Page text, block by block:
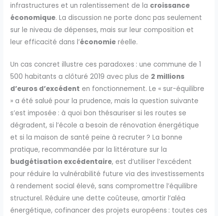
infrastructures et un ralentissement de la croissance
économique. La discussion ne porte donc pas seulement
sur le niveau de dépenses, mais sur leur composition et
leur efficacité dans l’économie réelle.
Un cas concret illustre ces paradoxes : une commune de 1
500 habitants a clôturé 2019 avec plus de 2 millions
d’euros d’excédent en fonctionnement. Le « sur-équilibre
» a été salué pour la prudence, mais la question suivante
s’est imposée : à quoi bon thésauriser si les routes se
dégradent, si l’école a besoin de rénovation énergétique
et si la maison de santé peine à recruter ? La bonne
pratique, recommandée par la littérature sur la
budgétisation excédentaire, est d’utiliser l’excédent
pour réduire la vulnérabilité future via des investissements
à rendement social élevé, sans compromettre l’équilibre
structurel. Réduire une dette coûteuse, amortir l’aléa
énergétique, cofinancer des projets européens : toutes ces